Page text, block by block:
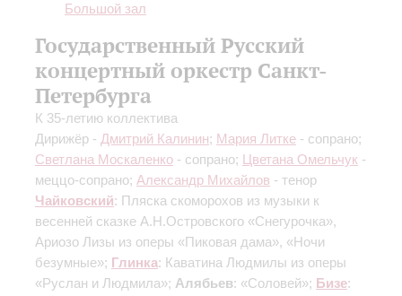
Большой зал
Государственный Русский
концертный оркестр Санкт-
Петербурга
К 35-летию коллектива
Дирижёр - Дмитрий Калинин; Мария Литке - сопрано;
Светлана Москаленко - сопрано; Цветана Омельчук -
меццо-сопрано; Александр Михайлов - тенор
Чайковский: Пляска скоморохов из музыки к
весенней сказке А.Н.Островского «Снегурочка»,
Ариозо Лизы из оперы «Пиковая дама», «Ночи
безумные»; Глинка: Каватина Людмилы из оперы
«Руслан и Людмила»; Алябьев: «Соловей»; Бизе: